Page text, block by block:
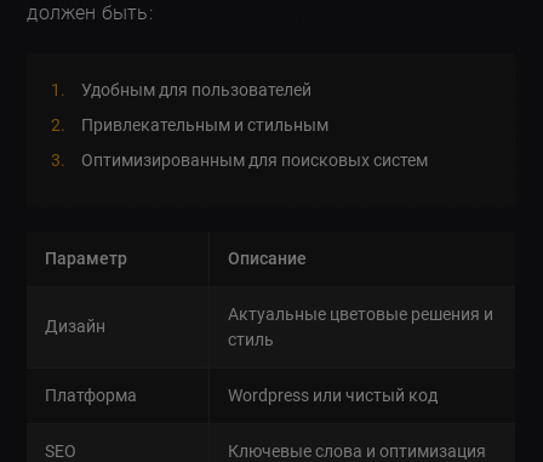
должен быть:
Удобным для пользователей
Привлекательным и стильным
Оптимизированным для поисковых систем
Параметр Описание
Дизайн
Актуальные цветовые решения и
стиль
Платформа Wordpress или чистый код
SEO Ключевые слова и оптимизация